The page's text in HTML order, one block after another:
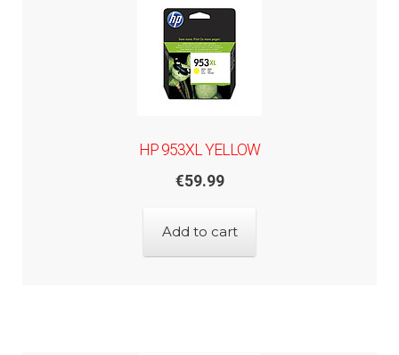
HP 953XL YELLOW
€59.99
Add to cart